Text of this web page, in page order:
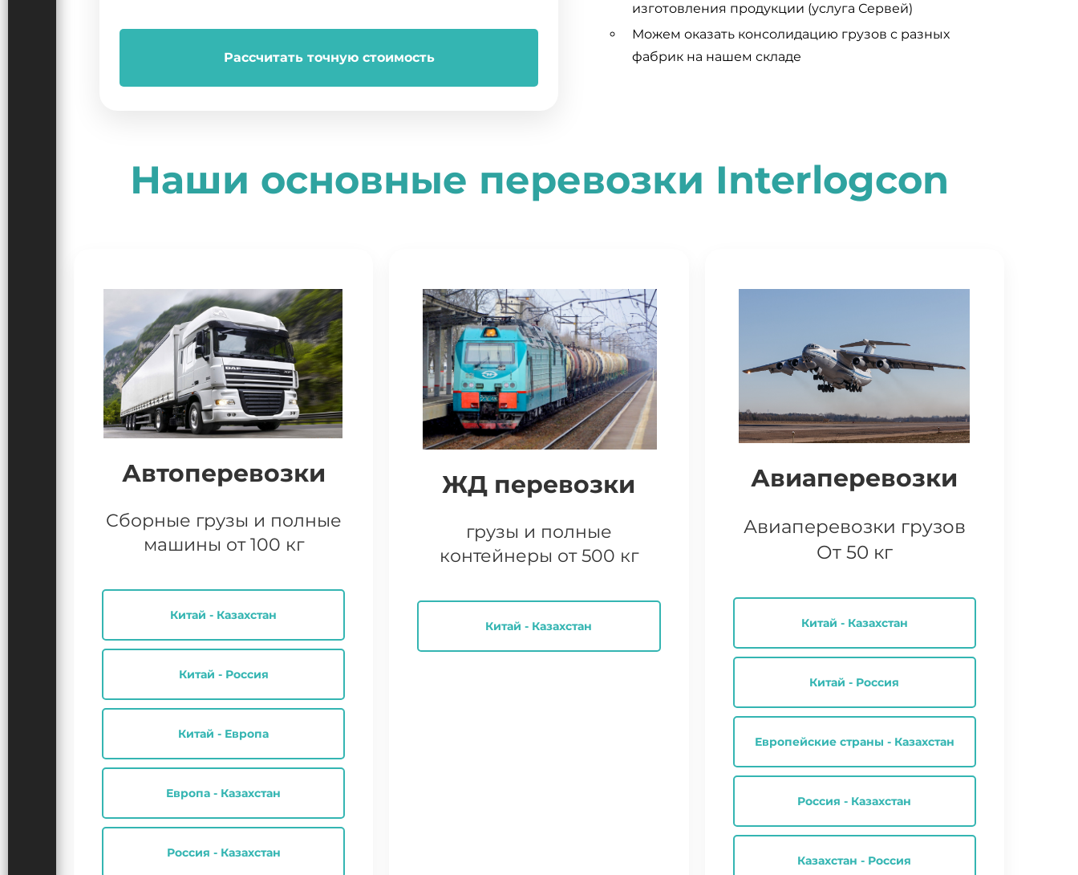
Рассчитать точную стоимость
изготовления продукции (услуга Сервей)
Можем оказать консолидацию грузов с разных
фабрик на нашем складе
Наши основные перевозки Interlogcon
Автоперевозки
Сборные грузы и полные
машины от 100 кг
Китай - Казахстан
Китай - Россия
Китай - Европа
Европа - Казахстан
Россия - Казахстан
ЖД перевозки
грузы и полные
контейнеры от 500 кг
Китай - Казахстан
Авиаперевозки
Авиаперевозки грузов
От 50 кг
Китай - Казахстан
Китай - Россия
Европейские страны - Казахстан
Россия - Казахстан
Казахстан - Россия